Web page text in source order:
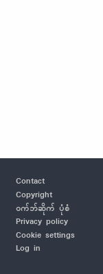
Footer
Contact
Copyright
ဝက်ဘ်ဆိုက် ပုံစံ
Privacy policy
Cookie settings
Log in